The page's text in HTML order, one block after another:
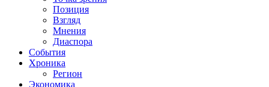
Позиция
Взгляд
Мнения
Диаспора
События
Хроника
Регион
Экономика